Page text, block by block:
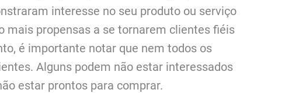
interesse no seu produto ou serviço
mais propensas a se tornarem clientes fiéis
é importante notar que nem todos os
Alguns podem não estar interessados
estar prontos para comprar.